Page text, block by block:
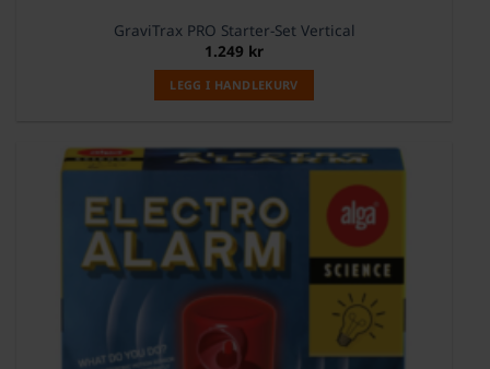
GraviTrax PRO Starter-Set Vertical
1.249 kr
LEGG I HANDLEKURV